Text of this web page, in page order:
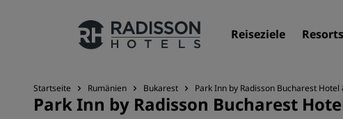
Reiseziele Resorts
Unsere Marken
Startseite Rumänien Bukarest Park Inn by Radisson Bucharest Hotel
Park Inn by Radisson Bucharest